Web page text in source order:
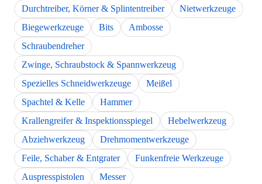
Durchtreiber, Körner & Splintentreiber
Nietwerkzeuge
Biegewerkzeuge
Bits
Ambosse
Schraubendreher
Zwinge, Schraubstock & Spannwerkzeug
Spezielles Schneidwerkzeuge
Meißel
Spachtel & Kelle
Hammer
Krallengreifer & Inspektionsspiegel
Hebelwerkzeug
Abziehwerkzeug
Drehmomentwerkzeuge
Feile, Schaber & Entgrater
Funkenfreie Werkzeuge
Auspresspistolen
Messer